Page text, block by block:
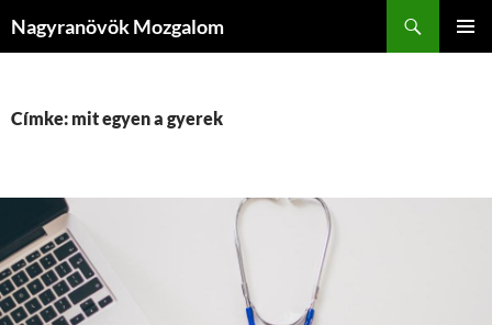
Nagyranövök Mozgalom
Címke: mit egyen a gyerek